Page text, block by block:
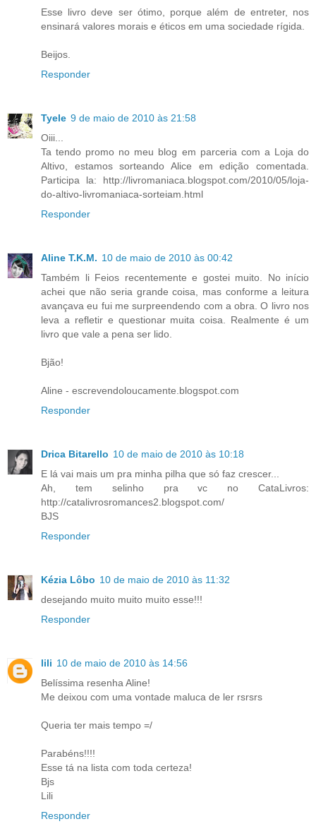
Esse livro deve ser ótimo, porque além de entreter, nos
ensinará valores morais e éticos em uma sociedade rígida.
Beijos.
Responder
Tyele 9 de maio de 2010 às 21:58
Oiii...
Ta tendo promo no meu blog em parceria com a Loja do
Altivo, estamos sorteando Alice em edição comentada.
Participa la: http://livromaniaca.blogspot.com/2010/05/loja-
do-altivo-livromaniaca-sorteiam.html
Responder
Aline T.K.M. 10 de maio de 2010 às 00:42
Também li Feios recentemente e gostei muito. No início
achei que não seria grande coisa, mas conforme a leitura
avançava eu fui me surpreendendo com a obra. O livro nos
leva a refletir e questionar muita coisa. Realmente é um
livro que vale a pena ser lido.
Bjão!
Aline - escrevendoloucamente.blogspot.com
Responder
Drica Bitarello 10 de maio de 2010 às 10:18
E lá vai mais um pra minha pilha que só faz crescer...
Ah, tem selinho pra vc no CataLivros:
http://catalivrosromances2.blogspot.com/
BJS
Responder
Kézia Lôbo 10 de maio de 2010 às 11:32
desejando muito muito muito esse!!!
Responder
lili 10 de maio de 2010 às 14:56
Belíssima resenha Aline!
Me deixou com uma vontade maluca de ler rsrsrs
Queria ter mais tempo =/
Parabéns!!!!
Esse tá na lista com toda certeza!
Bjs
Lili
Responder